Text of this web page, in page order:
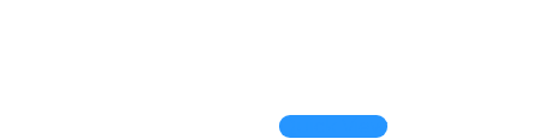
Quick View